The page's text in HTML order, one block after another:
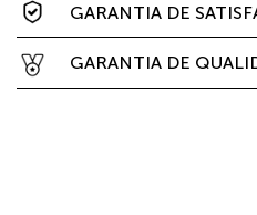
GARANTIA DE
GARANTIA DE